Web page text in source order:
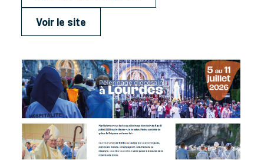
Voir le site